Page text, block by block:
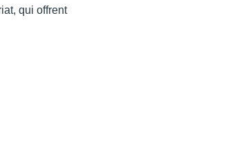
qui offrent